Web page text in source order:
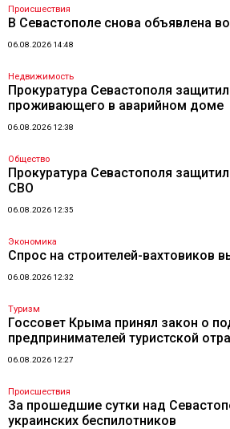
Происшествия
В Севастополе снова объявлена
06.08.2026 14:48
Недвижимость
Прокуратура Севастополя
проживающего в аварийном доме
06.08.2026 12:38
Общество
Прокуратура Севастополя
СВО
06.08.2026 12:35
Экономика
Спрос на строителей-вахтовиков
06.08.2026 12:32
Туризм
Госсовет Крыма принял закон о
предпринимателей туристской
06.08.2026 12:27
Происшествия
За прошедшие сутки над
украинских беспилотников